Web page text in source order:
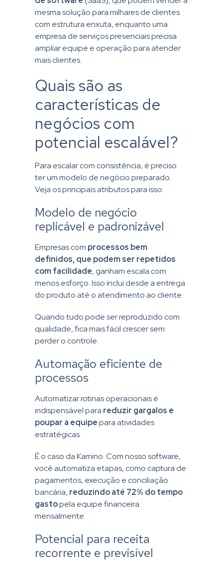
mesma solução para milhares de clientes
com estrutura enxuta, enquanto uma
empresa de serviços presenciais precisa
ampliar equipe e operação para atender
mais clientes.
Quais são as
características de
negócios com
potencial escalável?
Para escalar com consistência, é preciso
ter um modelo de negócio preparado.
Veja os principais atributos para isso.
Modelo de negócio
replicável e padronizável
Empresas com processos bem
definidos, que podem ser repetidos
com facilidade, ganham escala com
menos esforço. Isso inclui desde a entrega
do produto até o atendimento ao cliente.
Quando tudo pode ser reproduzido com
qualidade, fica mais fácil crescer sem
perder o controle.
Automação eficiente de
processos
Automatizar rotinas operacionais é
indispensável para reduzir gargalos e
poupar a equipepara atividades
estratégicas.
É o caso da Kamino. Com nosso software,
você automatiza etapas, como captura de
pagamentos, execução e conciliação
bancária, reduzindo até 72% do tempo
gastopela equipe financeira
mensalmente.
Potencial para receita
recorrente e previsível